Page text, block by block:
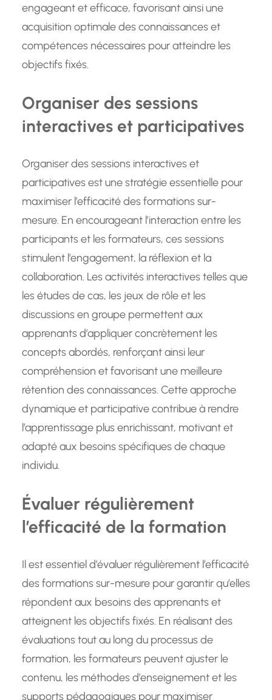
engageant et efficace, favorisant ainsi une
acquisition optimale des connaissances et
compétences nécessaires pour atteindre les
objectifs fixés.
Organiser des sessions
interactives et participatives
Organiser des sessions interactives et
participatives est une stratégie essentielle pour
maximiser l’efficacité des formations sur-
mesure. En encourageant l’interaction entre les
participants et les formateurs, ces sessions
stimulent l’engagement, la réflexion et la
collaboration. Les activités interactives telles que
les études de cas, les jeux de rôle et les
discussions en groupe permettent aux
apprenants d’appliquer concrètement les
concepts abordés, renforçant ainsi leur
compréhension et favorisant une meilleure
rétention des connaissances. Cette approche
dynamique et participative contribue à rendre
l’apprentissage plus enrichissant, motivant et
adapté aux besoins spécifiques de chaque
individu.
Évaluer régulièrement
l’efficacité de la formation
Il est essentiel d’évaluer régulièrement l’efficacité
des formations sur-mesure pour garantir qu’elles
répondent aux besoins des apprenants et
atteignent les objectifs fixés. En réalisant des
évaluations tout au long du processus de
formation, les formateurs peuvent ajuster le
contenu, les méthodes d’enseignement et les
supports pédagogiques pour maximiser